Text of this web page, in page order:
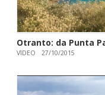
Otranto: da Punta
VIDEO 27/10/2015